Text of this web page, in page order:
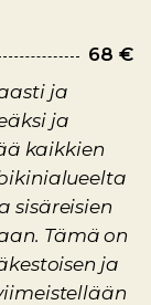
68 €
ja
ja
kaikkien
sisäreisien
Tämä on
ja